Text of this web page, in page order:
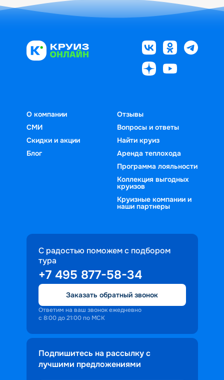
О компании
СМИ
Скидки и акции
Блог
Отзывы
Вопросы и ответы
Найти круиз
Аренда теплохода
Программа лояльности
Коллекция выгодных
круизов
Круизные компании и
наши партнеры
С радостью поможем с подбором
тура
+7 495 877-58-34
Заказать обратный звонок
Ответим на ваш звонок ежедневно
с 8:00 до 21:00 по МСК
Подпишитесь на рассылку с
лучшими предложениями